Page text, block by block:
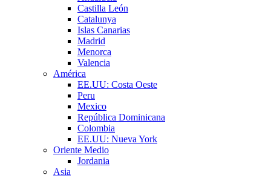
Castilla León
Catalunya
Islas Canarias
Madrid
Menorca
Valencia
América
EE.UU: Costa Oeste
Peru
Mexico
República Dominicana
Colombia
EE.UU: Nueva York
Oriente Medio
Jordania
Asia